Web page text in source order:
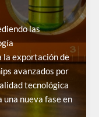
las
la exportación de
avanzados por
tecnológica
una nueva fase en